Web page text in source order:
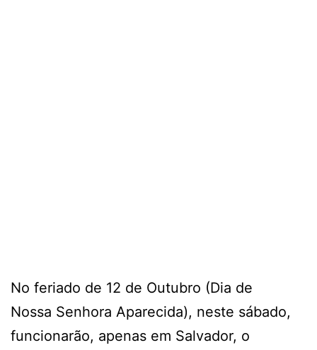
No feriado de 12 de Outubro (Dia de
Nossa Senhora Aparecida), neste sábado,
funcionarão, apenas em Salvador, o